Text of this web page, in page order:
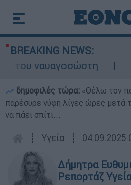
BREAKING NEWS:
ναυαγοσώστη
δημοφιλές τώρα: «Θέλω τον
παρέσυρε νύφη λίγες ώρες μετά
να πάει σπίτι...
┋ Υγεία ┋ 04.09.2025
Δήμητρα
Ρεπορτάζ